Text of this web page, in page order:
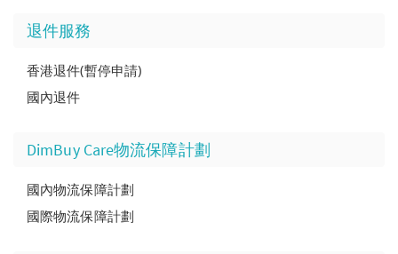
退件服務
香港退件(暫停申請)
國內退件
DimBuy Care物流保障計劃
國內物流保障計劃
國際物流保障計劃